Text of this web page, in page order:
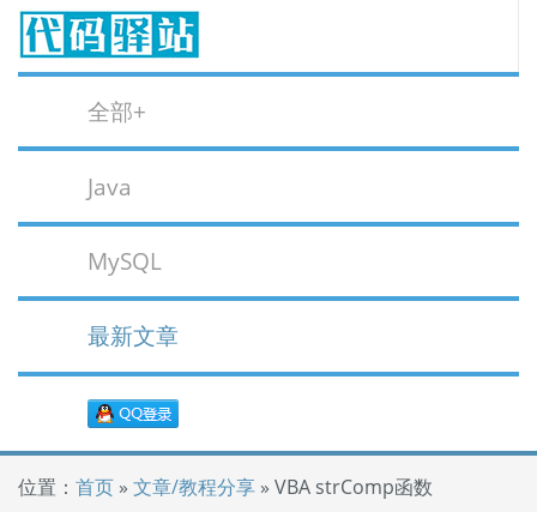
全部+
Java
MySQL
最新文章
位置： 首页 » 文章/教程分享 » VBA strComp函数